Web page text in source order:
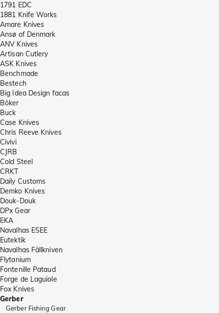
1791 EDC
1881 Knife Works
Amare Knives
Ansø of Denmark
ANV Knives
Artisan Cutlery
ASK Knives
Benchmade
Bestech
Big Idea Design facas
Böker
Buck
Case Knives
Chris Reeve Knives
Civivi
CJRB
Cold Steel
CRKT
Daily Customs
Demko Knives
Douk-Douk
DPx Gear
EKA
Navalhas ESEE
Eutektik
Navalhas Fällkniven
Flytanium
Fontenille Pataud
Forge de Laguiole
Fox Knives
Gerber
Gerber Fishing Gear